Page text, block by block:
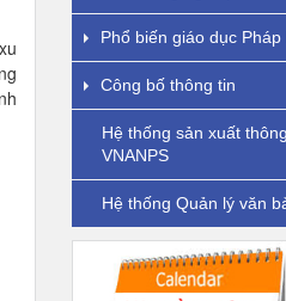
Phổ biến giáo dục Pháp
Công bố thông tin
Hệ thống sản xuất
VNANPS
Hệ thống Quản lý văn